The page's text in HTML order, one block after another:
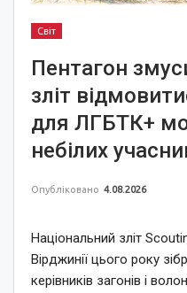
Світ
Пентагон
зліт
для ЛГБТК+
небілих
Опубліковано 4.08.2026
Національний зліт
Вірджинії цього року
керівників загонів і